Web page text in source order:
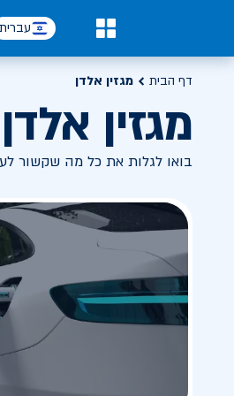
עברית
דף הבית מגזין אלדן
מגזין אלדן
בואו לגלות את כל מה שקשור